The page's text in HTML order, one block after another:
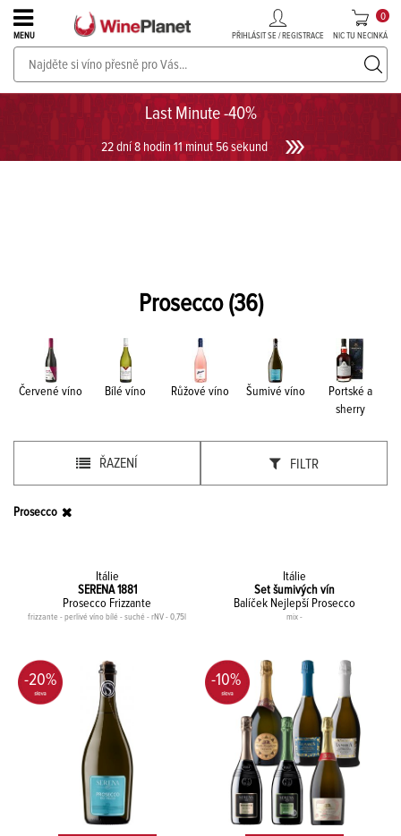
Last Minute -40%
22 dní 8 hodin 11 minut 56 sekund
MENU PŘIHLÁSIT SE / REGISTRACE NIC TU NECINKÁ
0
PROSECCO v akci až do -30%!UKÁZAT PROSECCO
Prosecco(36)
Červené víno Bílé víno Růžové víno Šumivé víno
Portské a
sherry
ŘAZENÍ FILTR
Prosecco
Itálie
SERENA 1881
Prosecco Frizzante
frizzante - perlivé víno bílé - suché - rNV - 0,75l
-20%
Itálie
Set šumivých vín
Balíček Nejlepší Prosecco
mix -
-10%